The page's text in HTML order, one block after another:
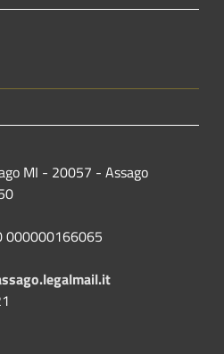
MI - 20057 - Assago
000000166065